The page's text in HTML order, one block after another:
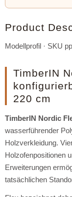
Product
Modellprofil · SKU
TimberIN
220 cm
TimberIN Nordic
wasserführender
Holzverkleidung.
Holzofenpositionen
Erweiterungen
tatsächlichen